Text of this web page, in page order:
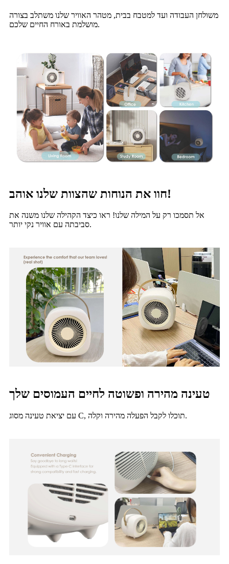
משולחן העבודה ועד למטבח בבית, מטהר האוויר שלנו משתלב בצורה
מושלמת באורח החיים שלכם.
חוו את הנוחות שהצוות שלנו אוהב!
אל תסמכו רק על המילה שלנו! ראו כיצד הקהילה שלנו משנה את
סביבתה עם אוויר נקי יותר.
טעינה מהירה ופשוטה לחיים העמוסים שלך
עם יציאת טעינה מסוג C, תוכלו לקבל הפעלה מהירה וקלה.